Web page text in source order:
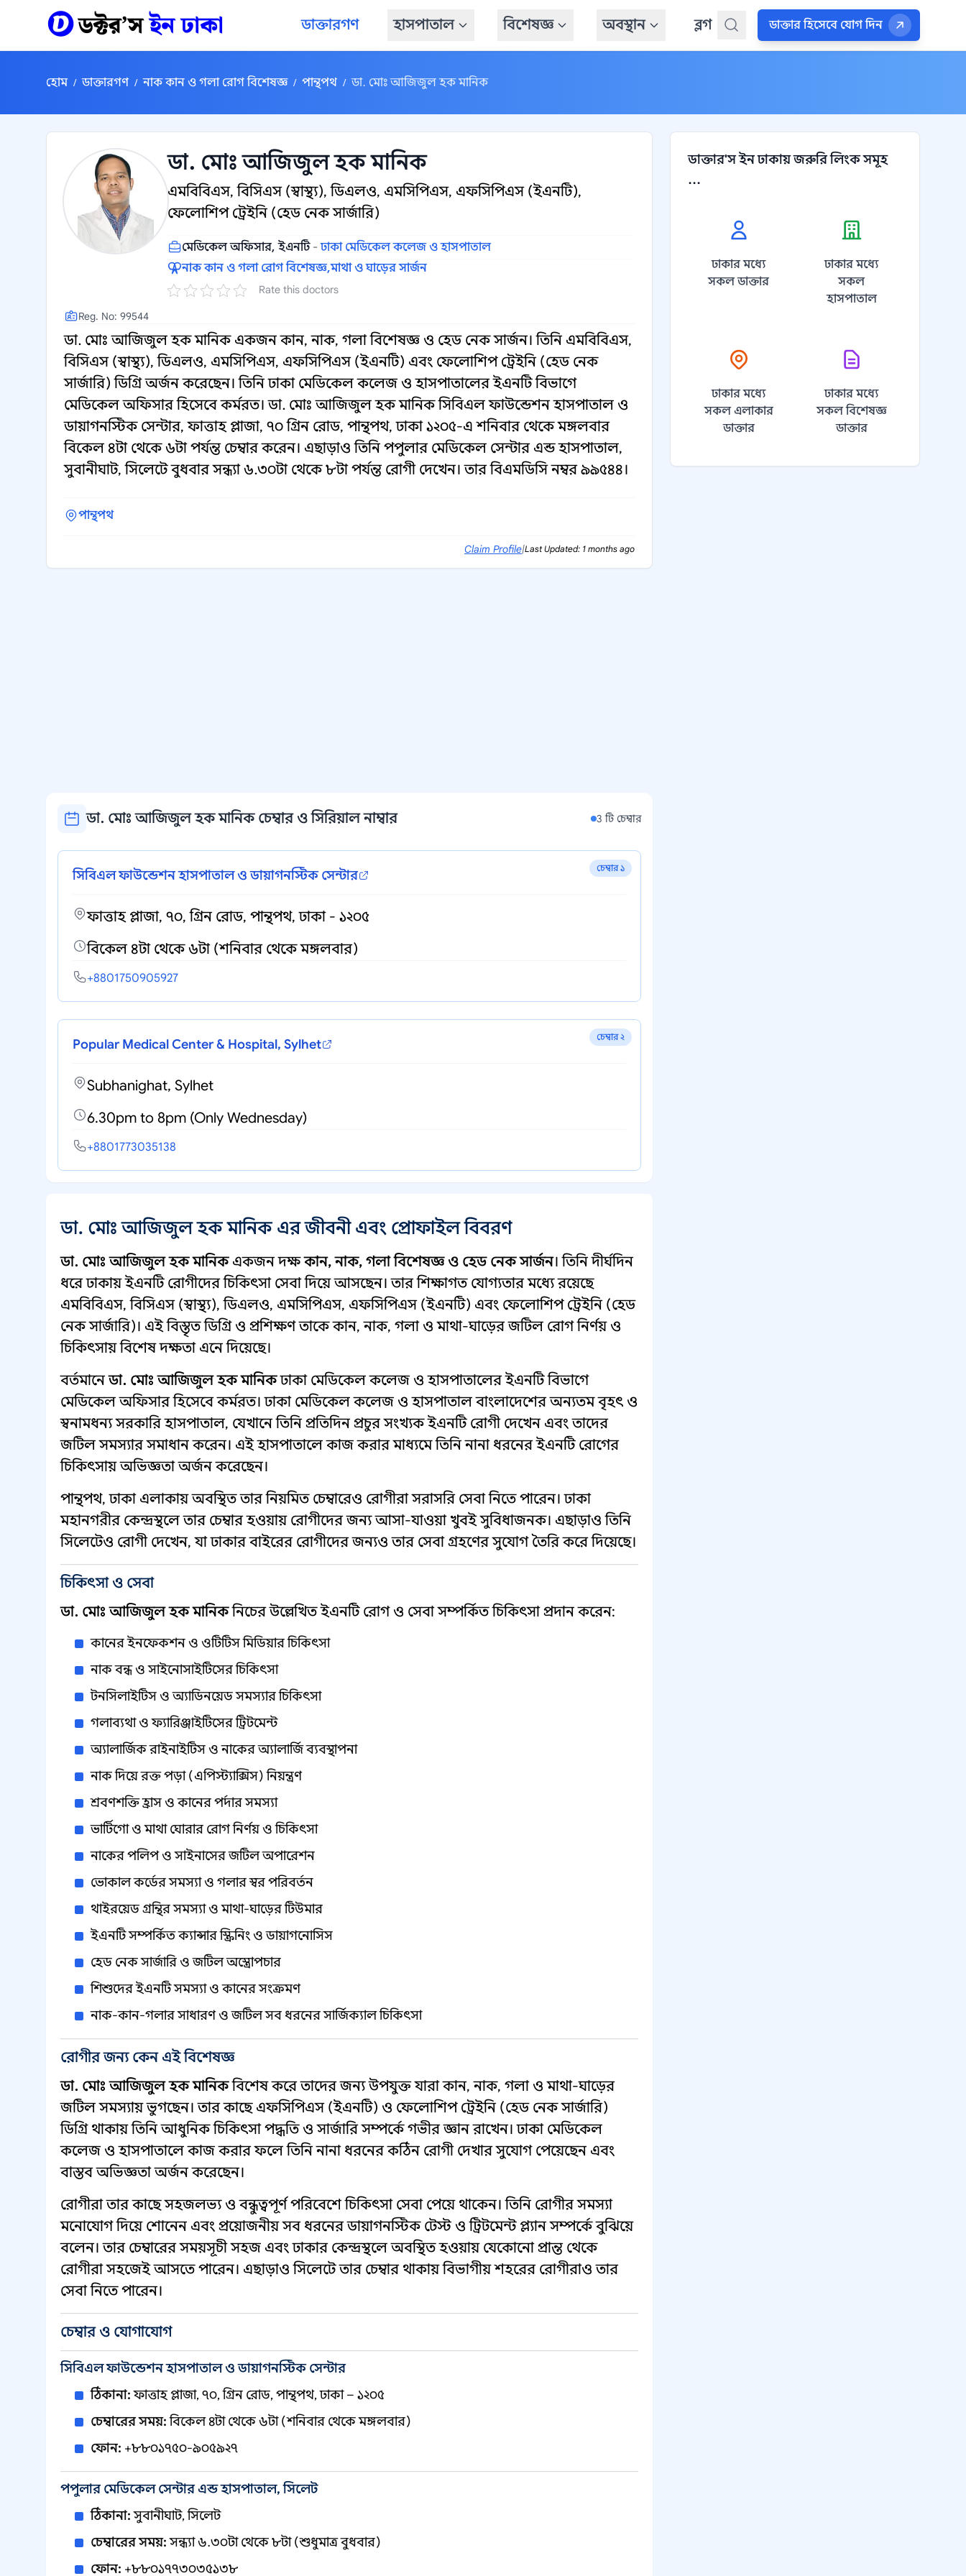
ডাক্তারগণ হাসপাতাল বিশেষজ্ঞ অবস্থান ব্লগ ডাক্তার হিসেবে যোগ দিন
হোম / ডাক্তারগণ / নাক কান ও গলা রোগ বিশেষজ্ঞ / পান্থপথ / ডা. মোঃ আজিজুল হক মানিক
ডা. মোঃ আজিজুল হক মানিক
এমবিবিএস, বিসিএস (স্বাস্থ্য), ডিএলও, এমসিপিএস, এফসিপিএস (ইএনটি),
ফেলোশিপ ট্রেইনি (হেড নেক সার্জারি)
মেডিকেল অফিসার, ইএনটি -ঢাকা মেডিকেল কলেজ ও হাসপাতাল
নাক কান ও গলা রোগ বিশেষজ্ঞ,মাথা ও ঘাড়ের সার্জন
Rate this doctors
Reg. No: 99544
ডা. মোঃ আজিজুল হক মানিক একজন কান, নাক, গলা বিশেষজ্ঞ ও হেড নেক সার্জন। তিনি এমবিবিএস,
বিসিএস (স্বাস্থ্য), ডিএলও, এমসিপিএস, এফসিপিএস (ইএনটি) এবং ফেলোশিপ ট্রেইনি (হেড নেক
সার্জারি) ডিগ্রি অর্জন করেছেন। তিনি ঢাকা মেডিকেল কলেজ ও হাসপাতালের ইএনটি বিভাগে
মেডিকেল অফিসার হিসেবে কর্মরত। ডা. মোঃ আজিজুল হক মানিক সিবিএল ফাউন্ডেশন হাসপাতাল ও
ডায়াগনস্টিক সেন্টার, ফাত্তাহ প্লাজা, ৭০ গ্রিন রোড, পান্থপথ, ঢাকা ১২০৫-এ শনিবার থেকে মঙ্গলবার
বিকেল ৪টা থেকে ৬টা পর্যন্ত চেম্বার করেন। এছাড়াও তিনি পপুলার মেডিকেল সেন্টার এন্ড হাসপাতাল,
সুবানীঘাট, সিলেটে বুধবার সন্ধ্যা ৬.৩০টা থেকে ৮টা পর্যন্ত রোগী দেখেন। তার বিএমডিসি নম্বর ৯৯৫৪৪।
পান্থপথ
Claim Profile|Last Updated: 1 months ago
ডা. মোঃ আজিজুল হক মানিক চেম্বার ও সিরিয়াল নাম্বার 3 টি চেম্বার
চেম্বার ১
সিবিএল ফাউন্ডেশন হাসপাতাল ও ডায়াগনস্টিক সেন্টার
ফাত্তাহ প্লাজা, ৭০, গ্রিন রোড, পান্থপথ, ঢাকা - ১২০৫
বিকেল ৪টা থেকে ৬টা (শনিবার থেকে মঙ্গলবার)
+8801750905927
চেম্বার ২
Popular Medical Center & Hospital, Sylhet
Subhanighat, Sylhet
6.30pm to 8pm (Only Wednesday)
+8801773035138
ডা. মোঃ আজিজুল হক মানিক এর জীবনী এবং প্রোফাইল বিবরণ
ডা. মোঃ আজিজুল হক মানিকএকজন দক্ষকান, নাক, গলা বিশেষজ্ঞ ও হেড নেক সার্জন। তিনি দীর্ঘদিন
ধরে ঢাকায় ইএনটি রোগীদের চিকিৎসা সেবা দিয়ে আসছেন। তার শিক্ষাগত যোগ্যতার মধ্যে রয়েছে
এমবিবিএস, বিসিএস (স্বাস্থ্য), ডিএলও, এমসিপিএস, এফসিপিএস (ইএনটি) এবং ফেলোশিপ ট্রেইনি (হেড
নেক সার্জারি)। এই বিস্তৃত ডিগ্রি ও প্রশিক্ষণ তাকে কান, নাক, গলা ও মাথা-ঘাড়ের জটিল রোগ নির্ণয় ও
চিকিৎসায় বিশেষ দক্ষতা এনে দিয়েছে।
বর্তমানেডা. মোঃ আজিজুল হক মানিকঢাকা মেডিকেল কলেজ ও হাসপাতালের ইএনটি বিভাগে
মেডিকেল অফিসার হিসেবে কর্মরত। ঢাকা মেডিকেল কলেজ ও হাসপাতাল বাংলাদেশের অন্যতম বৃহৎ ও
স্বনামধন্য সরকারি হাসপাতাল, যেখানে তিনি প্রতিদিন প্রচুর সংখ্যক ইএনটি রোগী দেখেন এবং তাদের
জটিল সমস্যার সমাধান করেন। এই হাসপাতালে কাজ করার মাধ্যমে তিনি নানা ধরনের ইএনটি রোগের
চিকিৎসায় অভিজ্ঞতা অর্জন করেছেন।
পান্থপথ, ঢাকা এলাকায় অবস্থিত তার নিয়মিত চেম্বারেও রোগীরা সরাসরি সেবা নিতে পারেন। ঢাকা
মহানগরীর কেন্দ্রস্থলে তার চেম্বার হওয়ায় রোগীদের জন্য আসা-যাওয়া খুবই সুবিধাজনক। এছাড়াও তিনি
সিলেটেও রোগী দেখেন, যা ঢাকার বাইরের রোগীদের জন্যও তার সেবা গ্রহণের সুযোগ তৈরি করে দিয়েছে।
চিকিৎসা ও সেবা
ডা. মোঃ আজিজুল হক মানিকনিচের উল্লেখিত ইএনটি রোগ ও সেবা সম্পর্কিত চিকিৎসা প্রদান করেন:
কানের ইনফেকশন ও ওটিটিস মিডিয়ার চিকিৎসা
নাক বন্ধ ও সাইনোসাইটিসের চিকিৎসা
টনসিলাইটিস ও অ্যাডিনয়েড সমস্যার চিকিৎসা
গলাব্যথা ও ফ্যারিঞ্জাইটিসের ট্রিটমেন্ট
অ্যালার্জিক রাইনাইটিস ও নাকের অ্যালার্জি ব্যবস্থাপনা
নাক দিয়ে রক্ত পড়া (এপিস্ট্যাক্সিস) নিয়ন্ত্রণ
শ্রবণশক্তি হ্রাস ও কানের পর্দার সমস্যা
ভার্টিগো ও মাথা ঘোরার রোগ নির্ণয় ও চিকিৎসা
নাকের পলিপ ও সাইনাসের জটিল অপারেশন
ভোকাল কর্ডের সমস্যা ও গলার স্বর পরিবর্তন
থাইরয়েড গ্রন্থির সমস্যা ও মাথা-ঘাড়ের টিউমার
ইএনটি সম্পর্কিত ক্যান্সার স্ক্রিনিং ও ডায়াগনোসিস
হেড নেক সার্জারি ও জটিল অস্ত্রোপচার
শিশুদের ইএনটি সমস্যা ও কানের সংক্রমণ
নাক-কান-গলার সাধারণ ও জটিল সব ধরনের সার্জিক্যাল চিকিৎসা
রোগীর জন্য কেন এই বিশেষজ্ঞ
ডা. মোঃ আজিজুল হক মানিকবিশেষ করে তাদের জন্য উপযুক্ত যারা কান, নাক, গলা ও মাথা-ঘাড়ের
জটিল সমস্যায় ভুগছেন। তার কাছে এফসিপিএস (ইএনটি) ও ফেলোশিপ ট্রেইনি (হেড নেক সার্জারি)
ডিগ্রি থাকায় তিনি আধুনিক চিকিৎসা পদ্ধতি ও সার্জারি সম্পর্কে গভীর জ্ঞান রাখেন। ঢাকা মেডিকেল
কলেজ ও হাসপাতালে কাজ করার ফলে তিনি নানা ধরনের কঠিন রোগী দেখার সুযোগ পেয়েছেন এবং
বাস্তব অভিজ্ঞতা অর্জন করেছেন।
রোগীরা তার কাছে সহজলভ্য ও বন্ধুত্বপূর্ণ পরিবেশে চিকিৎসা সেবা পেয়ে থাকেন। তিনি রোগীর সমস্যা
মনোযোগ দিয়ে শোনেন এবং প্রয়োজনীয় সব ধরনের ডায়াগনস্টিক টেস্ট ও ট্রিটমেন্ট প্ল্যান সম্পর্কে বুঝিয়ে
বলেন। তার চেম্বারের সময়সূচী সহজ এবং ঢাকার কেন্দ্রস্থলে অবস্থিত হওয়ায় যেকোনো প্রান্ত থেকে
রোগীরা সহজেই আসতে পারেন। এছাড়াও সিলেটে তার চেম্বার থাকায় বিভাগীয় শহরের রোগীরাও তার
সেবা নিতে পারেন।
চেম্বার ও যোগাযোগ
সিবিএল ফাউন্ডেশন হাসপাতাল ও ডায়াগনস্টিক সেন্টার
ঠিকানা:ফাত্তাহ প্লাজা, ৭০, গ্রিন রোড, পান্থপথ, ঢাকা – ১২০৫
চেম্বারের সময়:বিকেল ৪টা থেকে ৬টা (শনিবার থেকে মঙ্গলবার)
ফোন: +৮৮০১৭৫০-৯০৫৯২৭
পপুলার মেডিকেল সেন্টার এন্ড হাসপাতাল, সিলেট
ঠিকানা:সুবানীঘাট, সিলেট
চেম্বারের সময়:সন্ধ্যা ৬.৩০টা থেকে ৮টা (শুধুমাত্র বুধবার)
ফোন: +৮৮০১৭৭৩০৩৫১৩৮
ডাক্তার'স ইন ঢাকায় জরুরি লিংক সমূহ
...
ঢাকার মধ্যে
সকল ডাক্তার
ঢাকার মধ্যে
সকল
হাসপাতাল
ঢাকার মধ্যে
সকল এলাকার
ডাক্তার
ঢাকার মধ্যে
সকল বিশেষজ্ঞ
ডাক্তার